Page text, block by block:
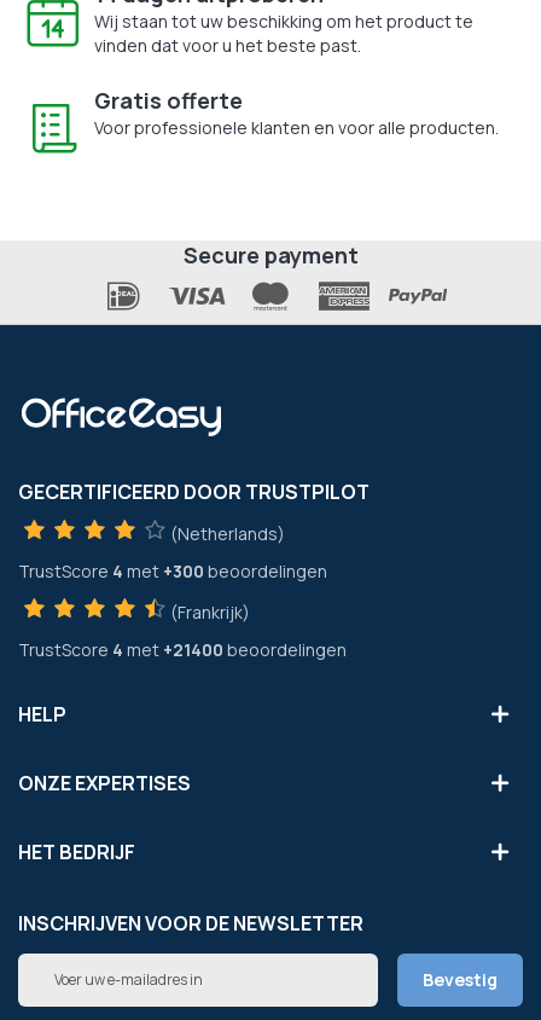
Wij staan tot uw beschikking om het product te
vinden dat voor u het beste past.
Gratis offerte
Voor professionele klanten en voor alle producten.
Secure payment
GECERTIFICEERD DOOR TRUSTPILOT
(Netherlands)
TrustScore 4 met +300 beoordelingen
(Frankrijk)
TrustScore 4 met +21400 beoordelingen
HELP
ONZE EXPERTISES
HET BEDRIJF
INSCHRIJVEN VOOR DE NEWSLETTER
Abonneer
op
Bevestig